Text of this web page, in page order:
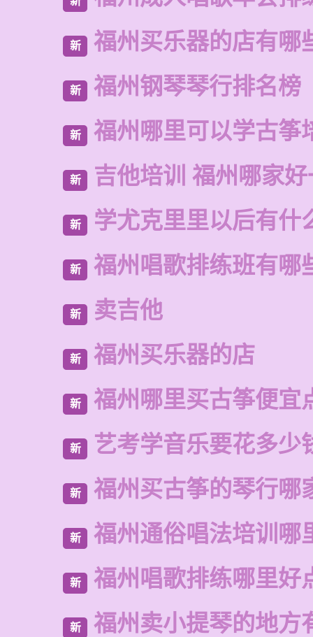
新 福州买乐器的店有哪
新 福州钢琴琴行排名榜
新 福州哪里可以学古筝
新 吉他培训 福州哪家
新 学尤克里里以后有什
新 福州唱歌排练班有哪
新 卖吉他
新 福州买乐器的店
新 福州哪里买古筝便宜
新 艺考学音乐要花多少
新 福州买古筝的琴行哪
新 福州通俗唱法培训哪
新 福州唱歌排练哪里好
新 福州卖小提琴的地方